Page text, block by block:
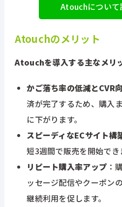
Atouchについて
Atouchのメリット
Atouchを導入する主なメリ
かご落ち率の低減とCVR
済が完了するため、購入
に下がります。
スピーディなECサイト構
短3週間で販売を開始でき
リピート購入率アップ ：
ッセージ配信やクーポン
継続利用を促します。